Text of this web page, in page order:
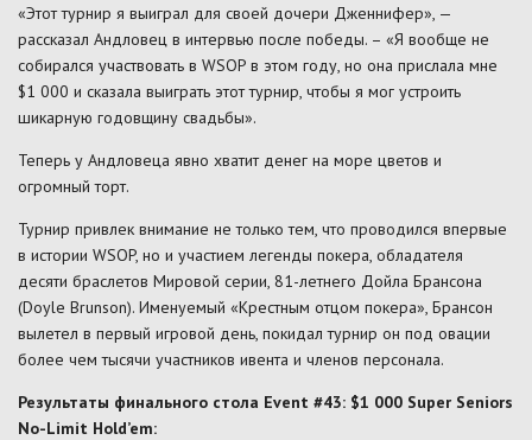
«Этот турнир я выиграл для своей дочери Дженнифер», —
рассказал Андловец в интервью после победы. – «Я вообще не
собирался участвовать в WSOP в этом году, но она прислала мне
$1 000 и сказала выиграть этот турнир, чтобы я мог устроить
шикарную годовщину свадьбы».
Теперь у Андловеца явно хватит денег на море цветов и
огромный торт.
Турнир привлек внимание не только тем, что проводился впервые
в истории WSOP, но и участием легенды покера, обладателя
десяти браслетов Мировой серии, 81-летнего Дойла Брансона
(Doyle Brunson). Именуемый «Крестным отцом покера», Брансон
вылетел в первый игровой день, покидал турнир он под овации
более чем тысячи участников ивента и членов персонала.
Результаты финального стола Event #43: $1 000 Super Seniors
No-Limit Hold’em: